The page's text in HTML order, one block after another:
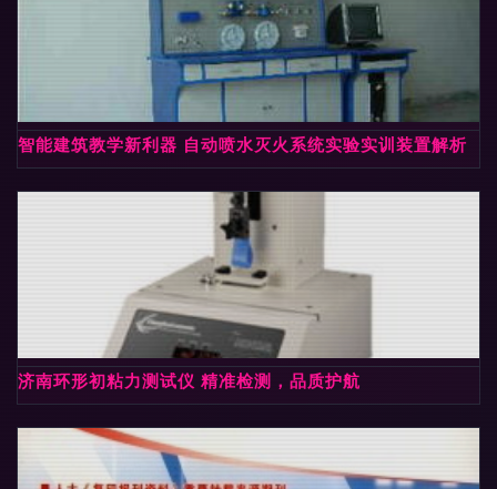
智能建筑教学新利器 自动喷水灭火系统实验实训装置解析
济南环形初粘力测试仪 精准检测，品质护航